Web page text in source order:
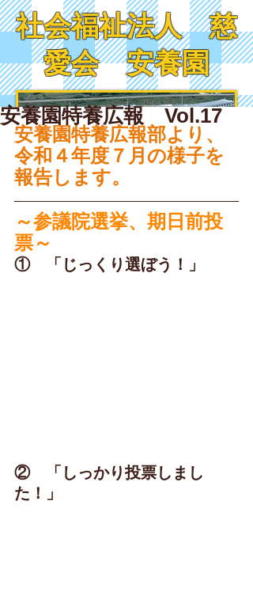
社会福祉法人 慈
愛会 安養園
安養園特養広報 Vol.17
安養園特養広報部より、
令和４年度７月の様子を
報告します。
～参議院選挙、期日前投
票～
①　「じっくり選ぼう！」
②　「しっかり投票しまし
た！」